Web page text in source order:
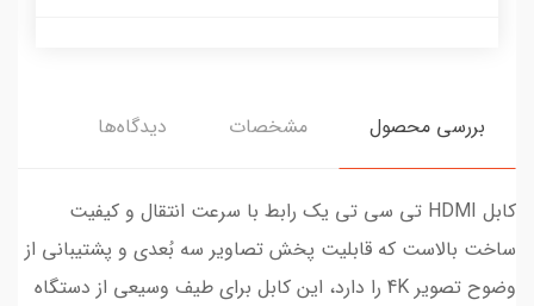
بررسی محصول مشخصات دیدگاه‌ها
کابل HDMI تی سی تی یک رابط با سرعت انتقال و کیفیت
ساخت بالاست که قابلیت پخش تصاویر سه بُعدی و پشتیبانی از
وضوح تصویر 4K را دارد، این کابل برای طیف وسیعی از دستگاه